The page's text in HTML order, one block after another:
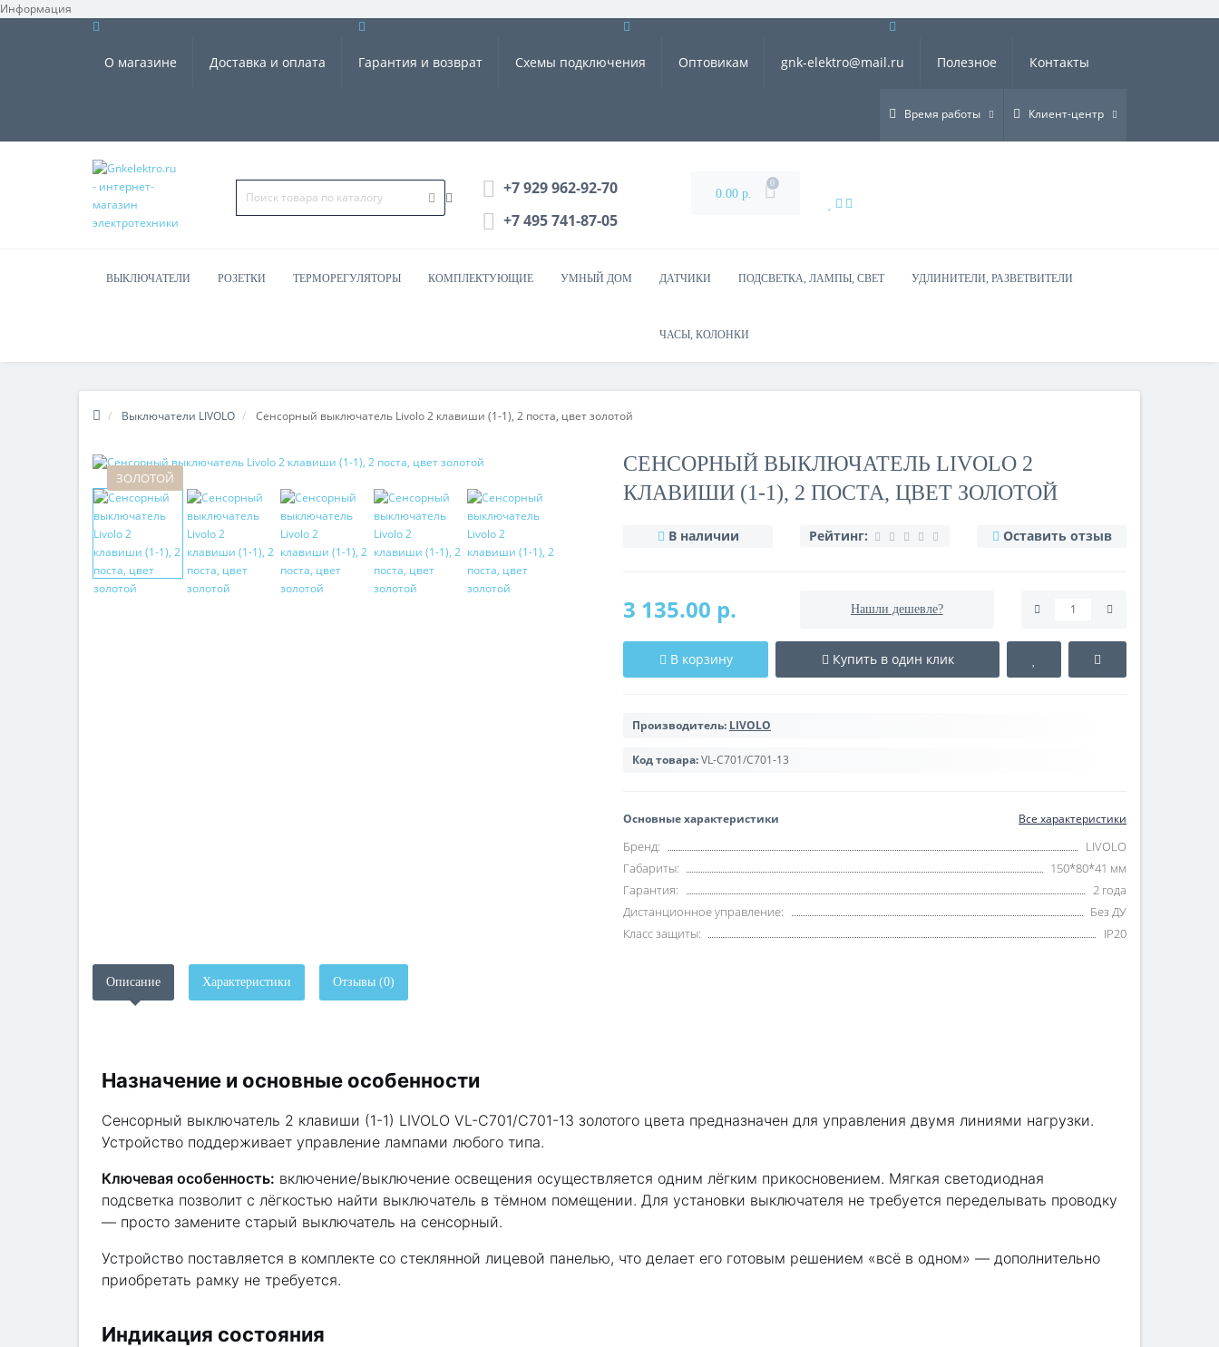
Информация ×
О магазине Доставка и оплата Гарантия и возврат Схемы подключения Оптовикам gnk-elektro@mail.ru Полезное Контакты
Время работы Клиент-центр
+7 929 962-92-70
+7 495 741-87-05
0.00 р.
0
ВЫКЛЮЧАТЕЛИ РОЗЕТКИ ТЕРМОРЕГУЛЯТОРЫ КОМПЛЕКТУЮЩИЕ УМНЫЙ ДОМ ДАТЧИКИ ПОДСВЕТКА, ЛАМПЫ, СВЕТ УДЛИНИТЕЛИ, РАЗВЕТВИТЕЛИ
ЧАСЫ, КОЛОНКИ
Выключатели LIVOLO Сенсорный выключатель Livolo 2 клавиши (1-1), 2 поста, цвет золотой
ЗОЛОТОЙ
СЕНСОРНЫЙ ВЫКЛЮЧАТЕЛЬ LIVOLO 2
КЛАВИШИ (1-1), 2 ПОСТА, ЦВЕТ ЗОЛОТОЙ
В наличии Рейтинг: Оставить отзыв
3 135.00 р. Нашли дешевле?
В корзину Купить в один клик
Производитель: LIVOLO
Код товара:VL-C701/C701-13
Основные характеристики Все характеристики
Бренд:
LIVOLO
Габариты:
150*80*41 мм
Гарантия:
2 года
Дистанционное управление:
Без ДУ
Класс защиты:
IP20
Описание Характеристики Отзывы (0)
Назначение и основные особенности
Сенсорный выключатель 2 клавиши (1-1) LIVOLO VL-C701/C701-13 золотого цвета предназначен для управления двумя линиями нагрузки.
Устройство поддерживает управление лампами любого типа.
Ключевая особенность: включение/выключение освещения осуществляется одним лёгким прикосновением. Мягкая светодиодная
подсветка позволит с лёгкостью найти выключатель в тёмном помещении. Для установки выключателя не требуется переделывать проводку
— просто замените старый выключатель на сенсорный.
Устройство поставляется в комплекте со стеклянной лицевой панелью, что делает его готовым решением «всё в одном» — дополнительно
приобретать рамку не требуется.
Индикация состояния